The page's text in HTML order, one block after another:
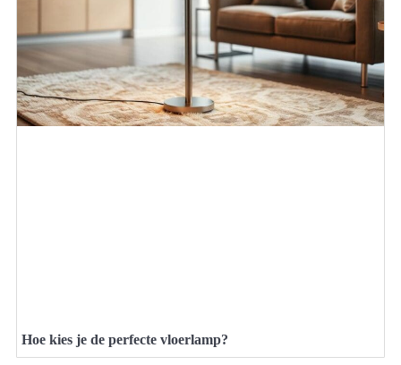
Hoe kies je de perfecte vloerlamp?